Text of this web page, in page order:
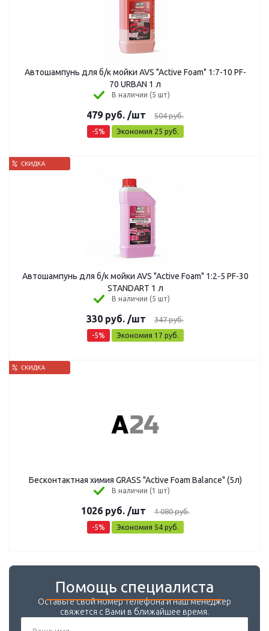
Автошампунь для б/к мойки AVS "Active Foam" 1:7-10 PF-
70 URBAN 1 л
В наличии (5 шт)
479 руб. /шт 504руб.
-5% Экономия 25 руб.
Автошампунь для б/к мойки AVS "Active Foam" 1:2-5 PF-30
STANDART 1 л
В наличии (5 шт)
330 руб. /шт 347руб.
-5% Экономия 17 руб.
Бесконтактная химия GRASS "Active Foam Balance" (5л)
В наличии (1 шт)
1026руб. /шт 1 080руб.
-5% Экономия 54руб.
Помощь специалиста
Оставьте свой номер телефона и наш менеджер
свяжется с Вами в ближайшее время.